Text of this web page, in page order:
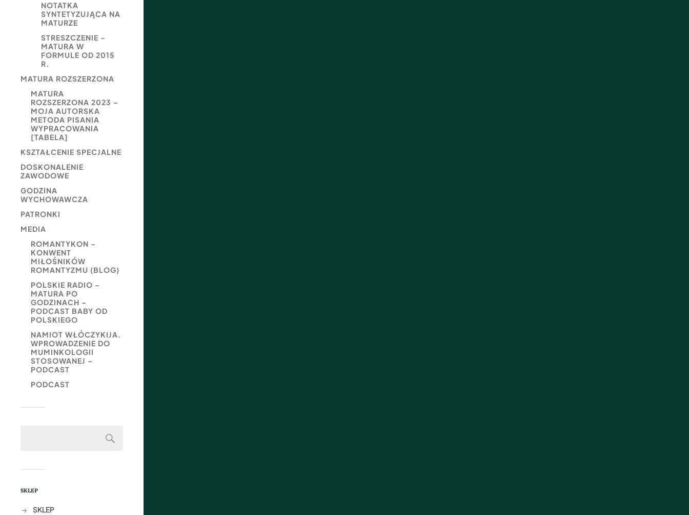
NOTATKA
SYNTETYZUJĄCA NA
MATURZE
STRESZCZENIE –
MATURA W
FORMULE OD 2015
R.
MATURA ROZSZERZONA
MATURA
ROZSZERZONA 2023 –
MOJA AUTORSKA
METODA PISANIA
WYPRACOWANIA
[TABELA]
KSZTAŁCENIE SPECJALNE
DOSKONALENIE
ZAWODOWE
GODZINA
WYCHOWAWCZA
PATRONKI
MEDIA
ROMANTYKON –
KONWENT
MIŁOŚNIKÓW
ROMANTYZMU (BLOG)
POLSKIE RADIO –
MATURA PO
GODZINACH –
PODCAST BABY OD
POLSKIEGO
NAMIOT WŁÓCZYKIJA.
WPROWADZENIE DO
MUMINKOLOGII
STOSOWANEJ –
PODCAST
PODCAST
SKLEP
SKLEP